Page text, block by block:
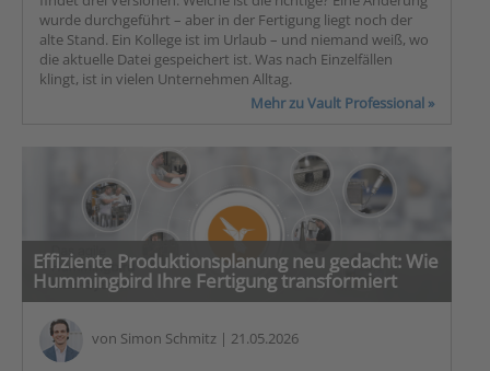
wurde durchgeführt – aber in der Fertigung liegt noch der
alte Stand. Ein Kollege ist im Urlaub – und niemand weiß, wo
die aktuelle Datei gespeichert ist. Was nach Einzelfällen
klingt, ist in vielen Unternehmen Alltag.
Mehr zu Vault Professional »
Effiziente Produktionsplanung neu gedacht: Wie
Hummingbird Ihre Fertigung transformiert
von Simon Schmitz | 21.05.2026